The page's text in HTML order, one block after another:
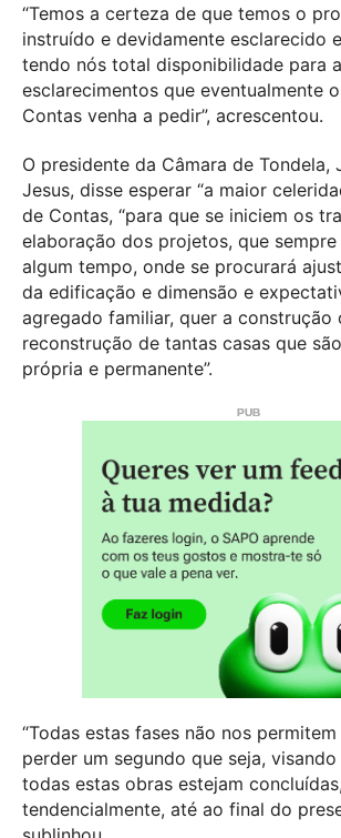
“Temos a certeza de que temos o
instruído e devidamente esclarecido
tendo nós total disponibilidade para
esclarecimentos que eventualmente
Contas venha a pedir”, acrescentou.
O presidente da Câmara de Tondela,
Jesus, disse esperar “a maior
de Contas, “para que se iniciem os
elaboração dos projetos, que
algum tempo, onde se procurará
da edificação e dimensão e
agregado familiar, quer a construção
reconstrução de tantas casas que
própria e permanente”.
“Todas estas fases não nos
perder um segundo que seja,
todas estas obras estejam concluídas,
tendencialmente, até ao final do